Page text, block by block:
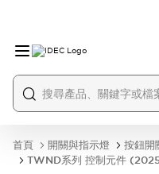
首頁 開關與指示燈 按鈕開
TWND系列 控制元件